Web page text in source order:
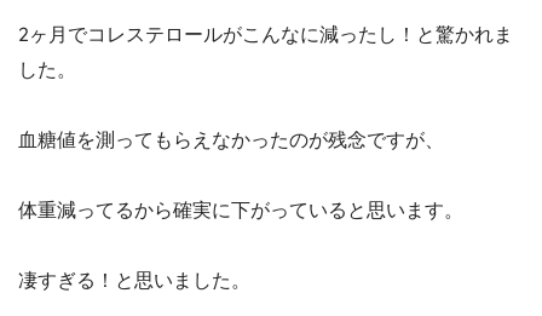
2ヶ月でコレステロールがこんなに減ったし！と驚かれま
した。
血糖値を測ってもらえなかったのが残念ですが、
体重減ってるから確実に下がっていると思います。
凄すぎる！と思いました。